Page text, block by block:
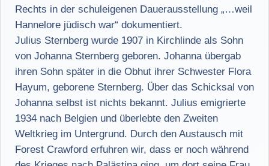
Rechts in der schuleigenen Dauerausstellung „…weil
Hannelore jüdisch war“ dokumentiert.
Julius Sternberg wurde 1907 in Kirchlinde als Sohn
von Johanna Sternberg geboren. Johanna übergab
ihren Sohn später in die Obhut ihrer Schwester Flora
Hayum, geborene Sternberg. Über das Schicksal von
Johanna selbst ist nichts bekannt. Julius emigrierte
1934 nach Belgien und überlebte den Zweiten
Weltkrieg im Untergrund. Durch den Austausch mit
Forest Crawford erfuhren wir, dass er noch während